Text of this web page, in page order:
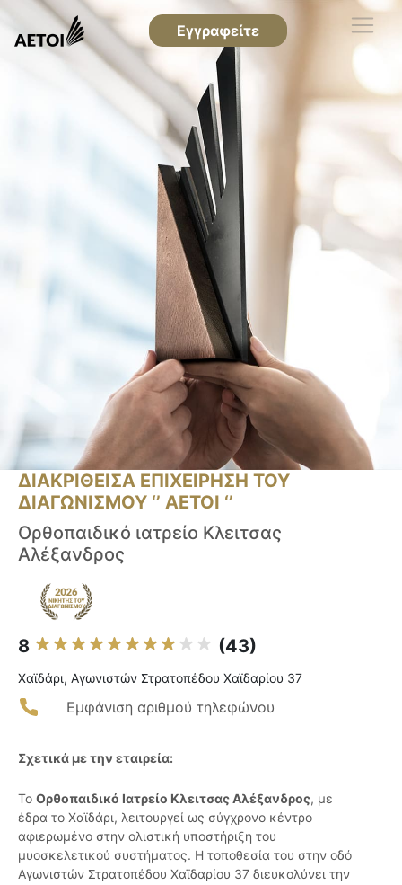
Εγγραφείτε
ΔΙΑΚΡΙΘΕΙΣΑ ΕΠΙΧΕΙΡΗΣΗ ΤΟΥ
ΔΙΑΓΩΝΙΣΜΟΥ ‘’ ΑΕΤΟΙ ‘’
Ορθοπαιδικό ιατρείο Κλειτσας
Αλέξανδρος
8 (43)
Χαϊδάρι, Αγωνιστών Στρατοπέδου Χαϊδαρίου 37
Εμφάνιση αριθμού τηλεφώνου
Σχετικά με την εταιρεία:
Το Ορθοπαιδικό Ιατρείο Κλειτσας Αλέξανδρος, με
έδρα το Χαϊδάρι, λειτουργεί ως σύγχρονο κέντρο
αφιερωμένο στην ολιστική υποστήριξη του
μυοσκελετικού συστήματος. Η τοποθεσία του στην οδό
Αγωνιστών Στρατοπέδου Χαϊδαρίου 37 διευκολύνει την